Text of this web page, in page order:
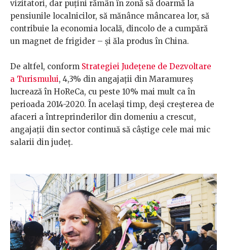
vizitatori, dar puțini rămân în zonă să doarmă la
pensiunile localnicilor, să mănânce mâncarea lor, să
contribuie la economia locală, dincolo de a cumpără
un magnet de frigider – și ăla produs în China.
De altfel, conform Strategiei Județene de Dezvoltare
a Turismului, 4,3% din angajații din Maramureș
lucrează în HoReCa, cu peste 10% mai mult ca în
perioada 2014-2020. În același timp, deși creșterea de
afaceri a întreprinderilor din domeniu a crescut,
angajații din sector continuă să câștige cele mai mic
salarii din județ.